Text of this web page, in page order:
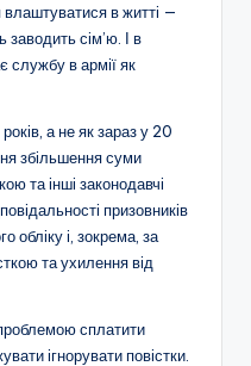
в житті —
сім’ю. І в
службу в армії як
а не як зараз у 20
збільшення суми
та інші законодавчі
призовників
обліку і, зокрема, за
та ухилення від
сплатити
ігнорувати повістки.